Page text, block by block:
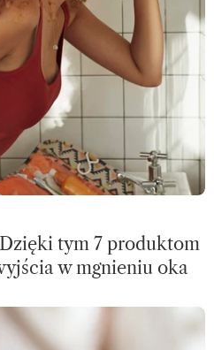
tym 7 produktom
w mgnieniu oka